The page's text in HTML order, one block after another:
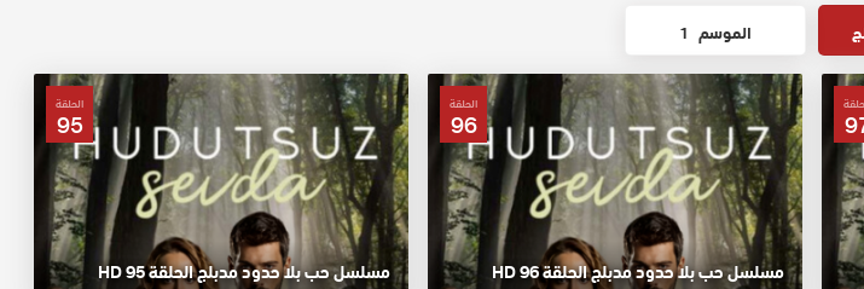
الموسم 1
الحلقة
96
مسلسل حب بلا حدود مدبلج الحلقة 96 HD
الحلقة
95
مسلسل حب بلا حدود مدبلج الحلقة 95 HD